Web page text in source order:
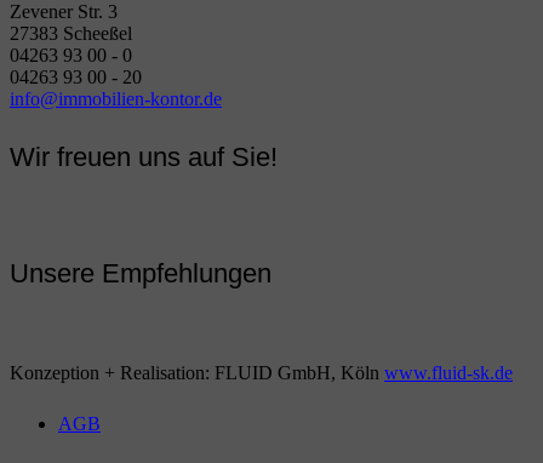
Zevener Str. 3
27383 Scheeßel
04263 93 00 - 0
04263 93 00 - 20
info@immobilien-kontor.de
Wir freuen uns auf Sie!
Unsere Empfehlungen
Konzeption + Realisation: FLUID GmbH, Köln www.fluid-sk.de
AGB